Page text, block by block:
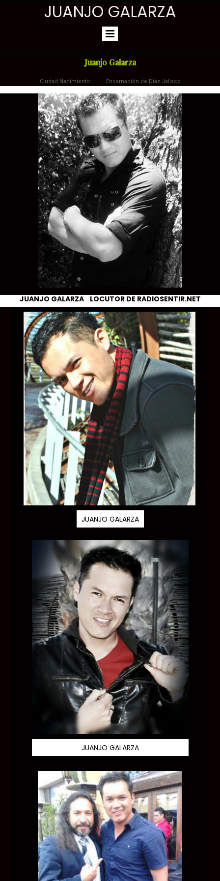
JUANJO GALARZA
Juanjo Galarza
Ciudad Nacimiento: Encarnación de Diaz Jalisco
JUANJO GALARZA LOCUTOR DE RADIOSENTIR.NET
JUANJO GALARZA
JUANJO GALARZA